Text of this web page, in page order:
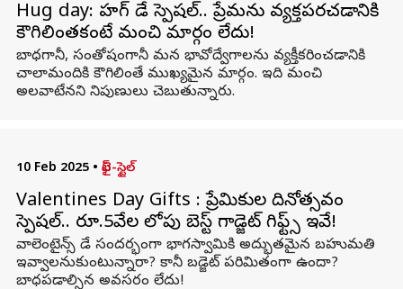
Hug day: హగ్ డే స్పెషల్.. ప్రేమను వ్యక్తపరచడానికి
కౌగిలింతకంటే మంచి మార్గం లేదు!
బాధగానీ, సంతోషంగానీ మన భావోద్వేగాలను వ్యక్తీకరించడానికి
చాలామందికి కౌగిలింతే ముఖ్యమైన మార్గం. ఇది మంచి
అలవాటేనని నిపుణులు చెబుతున్నారు.
10 Feb 2025 • లైఫ్-స్టైల్
Valentines Day Gifts : ప్రేమికుల దినోత్సవం
స్పెషల్.. రూ.5వేల లోపు బెస్ట్ గాడ్జెట్ గిఫ్ట్స్ ఇవే!
వాలెంటైన్స్ డే సందర్భంగా భాగస్వామికి అద్భుతమైన బహుమతి
ఇవ్వాలనుకుంటున్నారా? కానీ బడ్జెట్ పరిమితంగా ఉందా?
బాధపడాల్సిన అవసరం లేదు!